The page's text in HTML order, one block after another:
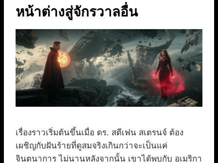
หน้าต่างสู่จักรวาลอื่น
เรื่องราวเริ่มต้นขึ้นเมื่อ ดร. สตีเฟน สเตรนจ์ ต้อง
เผชิญกับฝันร้ายที่ดูสมจริงเกินกว่าจะเป็นแค่
จินตนาการ ไม่นานหลังจากนั้น เขาได้พบกับ อเมริกา